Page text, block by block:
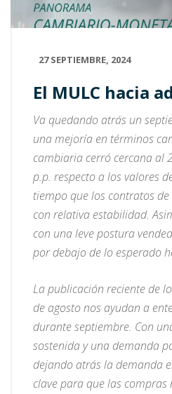
27 SEPTIEMBRE, 2024
El MULC hacia
Va quedando atrás un
una mejoría en términos
cambiaria cerró cercana al
p.p. respecto a los valores
tiempo que los contratos
con relativa estabilidad.
con una leve postura
por debajo de lo esperado
La publicación reciente de
de agosto nos ayudan a
durante septiembre. Con
sostenida y una demanda
dejando atrás la demanda
clave para que las compras